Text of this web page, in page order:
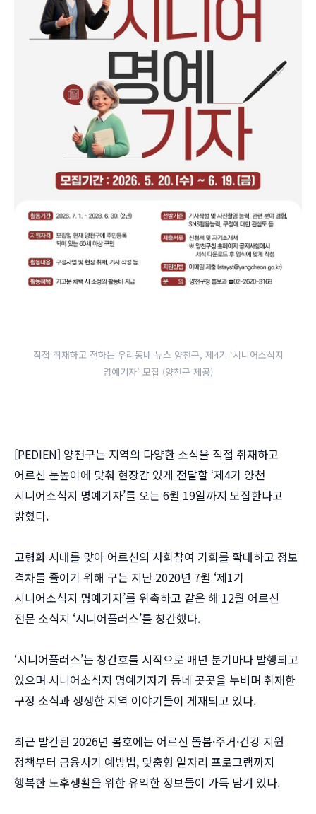
직접 취재하고 전하는 우리동네 뉴스 양천구, 제4기 ‘시니어소식지
명예기자’ 모집 (양천구 제공)
[PEDIEN] 양천구는 지역의 다양한 소식을 직접 취재하고
어르신 눈높이에 맞춰 현장감 있게 전달할 ‘제4기 양천
시니어소식지 명예기자’를 오는 6월 19일까지 모집한다고
밝혔다.
고령화 시대를 맞아 어르신의 사회참여 기회를 확대하고 정보
격차를 줄이기 위해 구는 지난 2020년 7월 ‘제1기
시니어소식지 명예기자’를 위촉하고 같은 해 12월 어르신
전문 소식지 ‘시니어플러스’를 창간했다.
‘시니어플러스’는 창간호를 시작으로 매년 분기마다 발행되고
있으며 시니어소식지 명예기자가 동네 곳곳을 누비며 취재한
구정 소식과 생생한 지역 이야기들이 게재되고 있다.
최근 발간된 2026년 봄호에는 어르신 돌봄·주거·건강 지원
정책부터 금융사기 예방법, 맞춤형 일자리 프로그램까지
행복한 노후생활을 위한 유익한 정보들이 가득 담겨 있다.